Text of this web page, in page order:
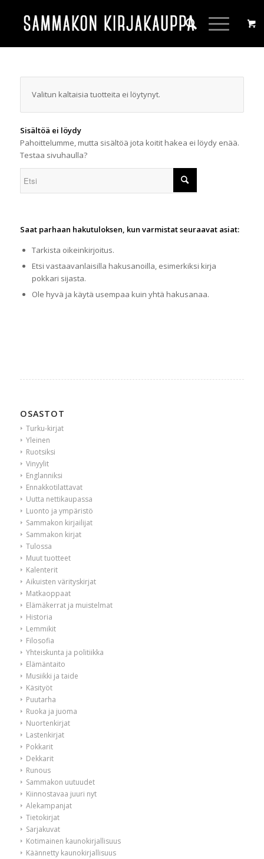
Valitun kaltaisia tuotteita ei löytynyt.
Sisältöä ei löydy
Pahoittelumme, mutta sisältöä jota koitit hakea ei löydy enää.
Testaa sivuhaulla?
Saat parhaan hakutuloksen, kun varmistat seuraavat asiat:
Tarkista oikeinkirjoitus.
Etsi vastaavanlaisilla hakusanoilla, esimerkiksi kirja
pokkari sijasta.
Ole hyvä ja käytä usempaa kuin yhtä hakusanaa.
OSASTOT
Turku-kirjat
Yleinen
Ruotsiksi
Vinyylit
Englanniksi
Ennakkotilattavat
Uutta nettikaupassa
Luonto ja ympäristö
Sammakon kirjailijat
Sammakon kirjat
Tulossa
Muut tuotteet
Kalenterit
Aikuisten värityskirjat
Matkaoppaat
Elämäkerrat ja muistelmat
Historia
Lemmikit
Filosofia
Yhteiskunta ja politiikka
Elämäntaito
Musiikki ja taide
Käsityöt
Puutarha
Ruoka ja juoma
Nuortenkirjat
Lastenkirjat
Pokkarit
Dekkarit
Runous
Sammakon uutuudet
Kiinnostavaa juuri nyt
Alekampanjat
Tietokirjat
Sarjakuvat
Kotimainen kaunokirjallisuus
Käännetty kaunokirjallisuus